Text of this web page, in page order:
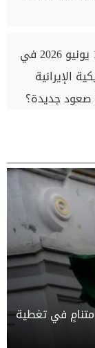
سعر الدولار اليوم السبت 13 يونيو 2026 في
الإيرانية
صعود جديدة؟
في تغطية